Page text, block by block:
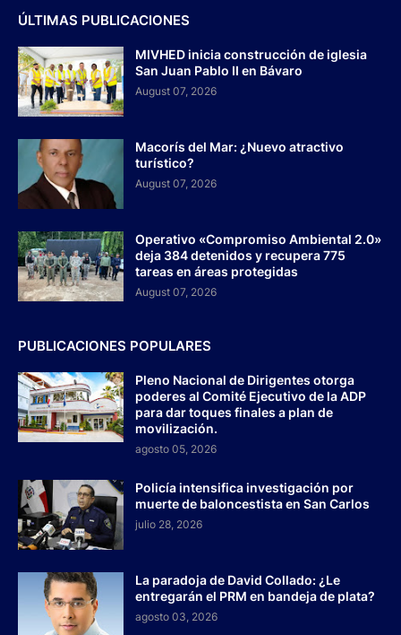
ÚLTIMAS PUBLICACIONES
MIVHED inicia construcción de iglesia
San Juan Pablo II en Bávaro
August 07, 2026
Macorís del Mar: ¿Nuevo atractivo
turístico?
August 07, 2026
Operativo «Compromiso Ambiental 2.0»
deja 384 detenidos y recupera 775
tareas en áreas protegidas
August 07, 2026
PUBLICACIONES POPULARES
Pleno Nacional de Dirigentes otorga
poderes al Comité Ejecutivo de la ADP
para dar toques finales a plan de
movilización.
agosto 05, 2026
Policía intensifica investigación por
muerte de baloncestista en San Carlos
julio 28, 2026
La paradoja de David Collado: ¿Le
entregarán el PRM en bandeja de plata?
agosto 03, 2026